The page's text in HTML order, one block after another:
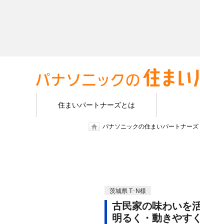
住まいパートナーズとは
パナソニックの住まいパートナーズ
茨城県 T･N様
古民家の味わいを
明るく・動きやす